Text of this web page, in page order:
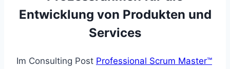
Entwicklung von Produkten und
Services
Im Consulting Post Professional Scrum Master™